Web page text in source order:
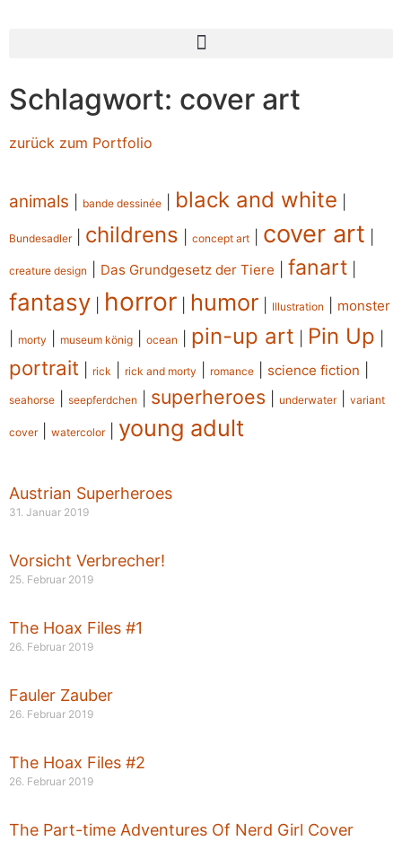
Schlagwort: cover art
zurück zum Portfolio
animals bande dessinée black and white
Bundesadler| childrens concept art cover art
creature design Das Grundgesetz der Tiere fanart
fantasy horror humor Illustration monster
morty museum könig ocean pin-up art Pin Up
portrait rick rick and morty romance science fiction
seahorse seepferdchen superheroes underwater| variant
cover| watercolor| young adult
Austrian Superheroes
31. Januar 2019
Vorsicht Verbrecher!
25. Februar 2019
The Hoax Files #1
26. Februar 2019
Fauler Zauber
26. Februar 2019
The Hoax Files #2
26. Februar 2019
The Part-time Adventures Of Nerd Girl Cover